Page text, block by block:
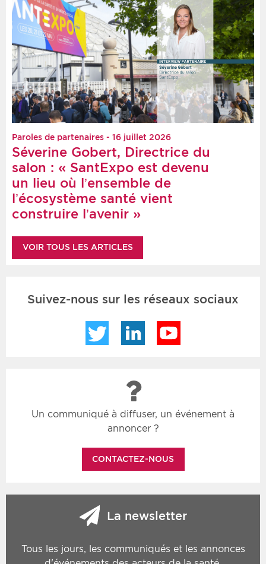
Paroles de partenaires - 16 juillet 2026
Séverine Gobert, Directrice du
salon : « SantExpo est devenu
un lieu où l’ensemble de
l’écosystème santé vient
construire l’avenir »
VOIR TOUS LES ARTICLES
Suivez-nous sur les réseaux sociaux
Twitter LinkedIn
Un communiqué à diffuser, un événement à
annoncer ?
CONTACTEZ-NOUS
La newsletter
Tous les jours, les communiqués et les annonces